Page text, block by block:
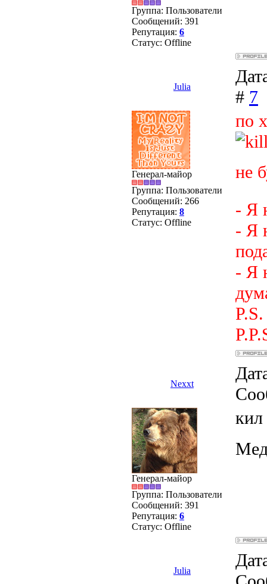
Группа: Пользователи
Сообщений: 391
Репутация: 6
Статус: Offline
Julia
# 7
Генерал-майор
Группа: Пользователи
Сообщений: 266
Репутация: 8
Статус: Offline
по
не
- Я
- Я
- Я
Nexxt
Генерал-майор
Группа: Пользователи
Сообщений: 391
Репутация: 6
Статус: Offline
Julia